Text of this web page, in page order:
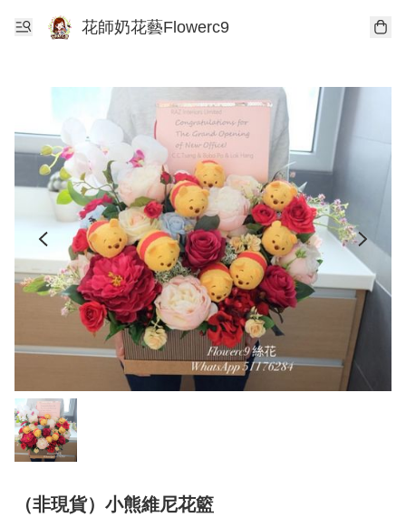
花師奶花藝Flowerc9
（非現貨）小熊維尼花籃